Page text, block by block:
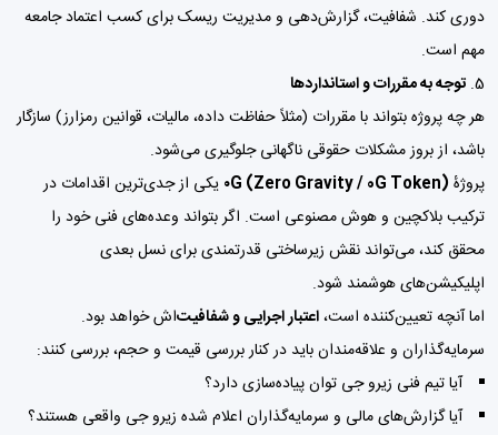
دوری کند. شفافیت، گزارش‌دهی و مدیریت ریسک برای کسب اعتماد جامعه
مهم است.
توجه به مقررات و استانداردها
هر چه پروژه بتواند با مقررات (مثلاً حفاظت داده، مالیات، قوانین رمزارز) سازگار
باشد، از بروز مشکلات حقوقی ناگهانی جلوگیری می‌شود.
پروژهٔ ۰G (Zero Gravity / 0G Token) یکی از جدی‌ترین اقدامات در
ترکیب بلاکچین و هوش مصنوعی است. اگر بتواند وعده‌های فنی خود را
محقق کند، می‌تواند نقش زیرساختی قدرتمندی برای نسل بعدی
اپلیکیشن‌های هوشمند شود.
اما آنچه تعیین‌کننده است،اعتبار اجرایی و شفافیت‌اش خواهد بود.
سرمایه‌گذاران و علاقه‌مندان باید در کنار بررسی قیمت و حجم، بررسی کنند:
آیا تیم فنی زیرو جی توان پیاده‌سازی دارد؟
آیا گزارش‌های مالی و سرمایه‌گذاران اعلام شده زیرو جی واقعی هستند؟